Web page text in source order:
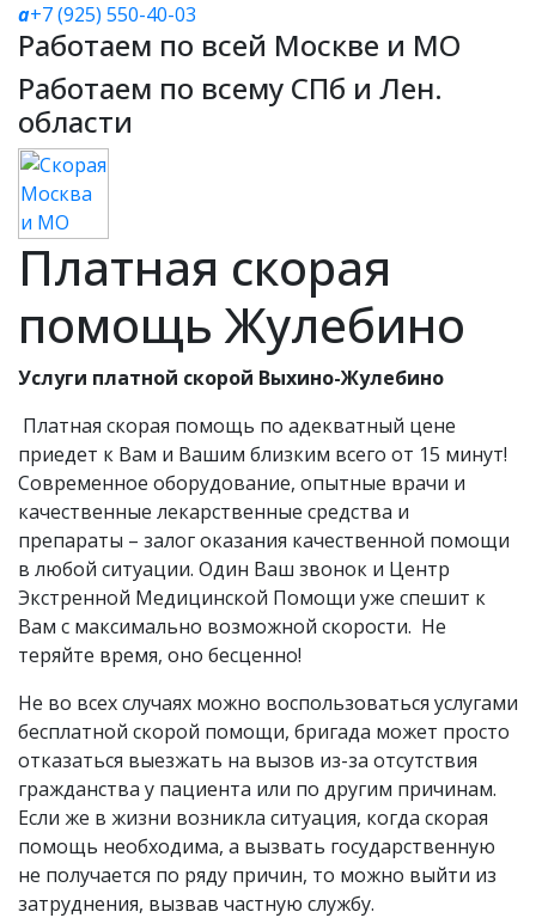
a+7 (925) 550-40-03
Работаем по всей Москве и МО
Работаем по всему СПб и Лен.
области
Платная скорая
помощь Жулебино
Услуги платной скорой Выхино-Жулебино
Платная скорая помощь по адекватный цене
приедет к Вам и Вашим близким всего от 15 минут!
Современное оборудование, опытные врачи и
качественные лекарственные средства и
препараты – залог оказания качественной помощи
в любой ситуации. Один Ваш звонок и Центр
Экстренной Медицинской Помощи уже спешит к
Вам с максимально возможной скорости. Не
теряйте время, оно бесценно!
Не во всех случаях можно воспользоваться услугами
бесплатной скорой помощи, бригада может просто
отказаться выезжать на вызов из-за отсутствия
гражданства у пациента или по другим причинам.
Если же в жизни возникла ситуация, когда скорая
помощь необходима, а вызвать государственную
не получается по ряду причин, то можно выйти из
затруднения, вызвав частную службу.